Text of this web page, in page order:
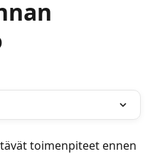
toimenpiteet ennen